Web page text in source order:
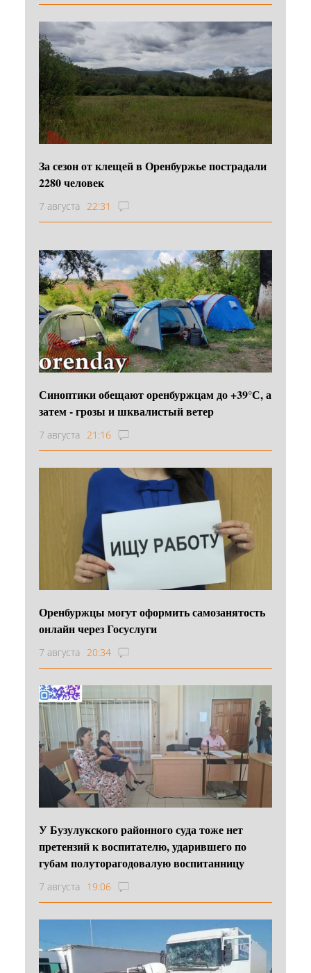
За сезон от клещей в Оренбуржье пострадали
2280 человек
7 августа 22:31
Синоптики обещают оренбуржцам до +39°С, а
затем - грозы и шквалистый ветер
7 августа 21:16
Оренбуржцы могут оформить самозанятость
онлайн через Госуслуги
7 августа 20:34
У Бузулукского районного суда тоже нет
претензий к воспитателю, ударившего по
губам полуторагодовалую воспитанницу
7 августа 19:06